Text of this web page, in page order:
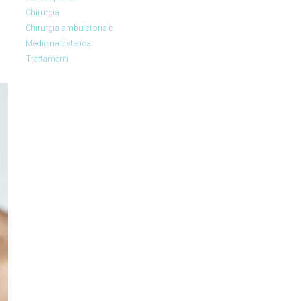
Chirurgia
Chirurgia ambulatoriale
Medicina Estetica
Trattamenti